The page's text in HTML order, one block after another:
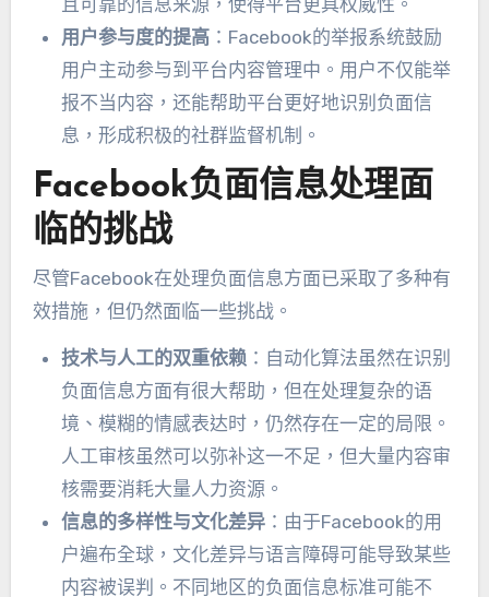
用户参与度的提高： Facebook的举报系统鼓励
用户主动参与到平台内容管理中 。 用户不仅能举
报不当内容 ， 还能帮助平台更好地识别负面信
息 ， 形成积极的社群监督机制 。
Facebook负面信息处理面
临的挑战
尽管Facebook在处理负面信息方面已采取了多种有
效措施， 但仍然面临一些挑战。
技术与人工的双重依赖： 自动化算法虽然在识别
负面信息方面有很大帮助 ， 但在处理复杂的语
境 、 模糊的情感表达时， 仍然存在一定的局限 。
人工审核虽然可以弥补这一不足 ， 但大量内容审
核需要消耗大量人力资源 。
信息的多样性与文化差异： 由于Facebook的用
户遍布全球， 文化差异与语言障碍可能导致某些
内容被误判 。 不同地区的负面信息标准可能不